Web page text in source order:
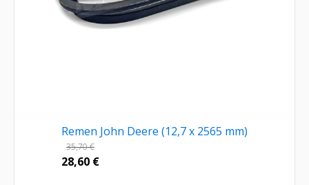
Remen John Deere (12,7 x 2565 mm)
35,70€
28,60 €